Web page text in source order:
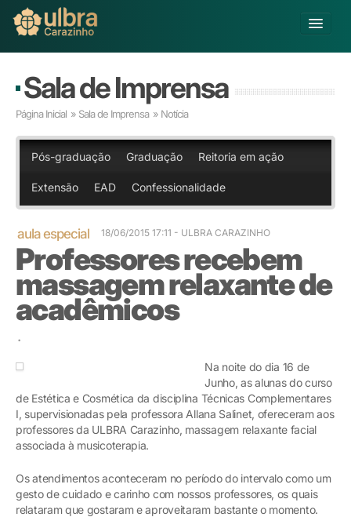
Buscar
Já sou Aluno
Matricule-se
Educação Básica
Graduação
Pós-graduação
Educação a Distância
Pesquisa
Extensão
Infraestrutura e Serviços
Sala de Imprensa
Página Inicial » Sala de Imprensa » Notícia
Pós-graduação Graduação Reitoria em ação
Extensão EAD Confessionalidade
aula especial 18/06/2015 17:11 - ULBRA CARAZINHO
Professores recebem
massagem relaxante de
acadêmicos
.
Na noite do dia 16 de
Junho, as alunas do curso
de Estética e Cosmética da disciplina Técnicas Complementares
I, supervisionadas pela professora Allana Salinet, ofereceram aos
professores da ULBRA Carazinho, massagem relaxante facial
associada à musicoterapia.
Os atendimentos aconteceram no período do intervalo como um
gesto de cuidado e carinho com nossos professores, os quais
relataram que gostaram e aproveitaram bastante o momento.